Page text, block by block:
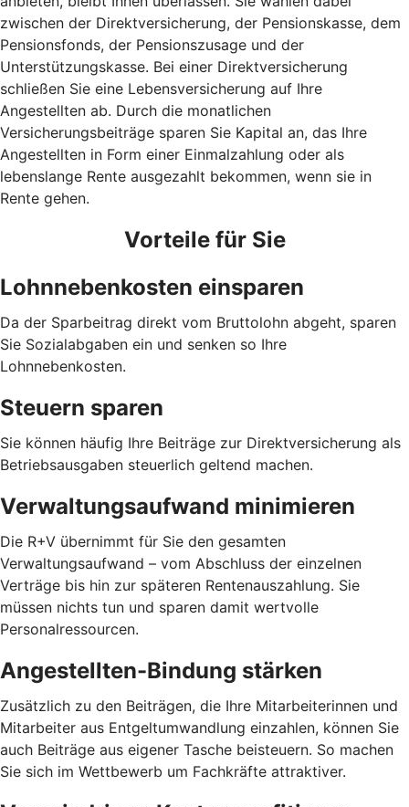
zwischen der Direktversicherung, der Pensionskasse, dem
Pensionsfonds, der Pensionszusage und der
Unterstützungskasse. Bei einer Direktversicherung
schließen Sie eine Lebensversicherung auf Ihre
Angestellten ab. Durch die monatlichen
Versicherungsbeiträge sparen Sie Kapital an, das Ihre
Angestellten in Form einer Einmalzahlung oder als
lebenslange Rente ausgezahlt bekommen, wenn sie in
Rente gehen.
Vorteile für Sie
Lohnnebenkosten einsparen
Da der Sparbeitrag direkt vom Bruttolohn abgeht, sparen
Sie Sozialabgaben ein und senken so Ihre
Lohnnebenkosten.
Steuern sparen
Sie können häufig Ihre Beiträge zur Direktversicherung als
Betriebsausgaben steuerlich geltend machen.
Verwaltungsaufwand minimieren
Die R+V übernimmt für Sie den gesamten
Verwaltungsaufwand – vom Abschluss der einzelnen
Verträge bis hin zur späteren Rentenauszahlung. Sie
müssen nichts tun und sparen damit wertvolle
Personalressourcen.
Angestellten-Bindung stärken
Zusätzlich zu den Beiträgen, die Ihre Mitarbeiterinnen und
Mitarbeiter aus Entgeltumwandlung einzahlen, können Sie
auch Beiträge aus eigener Tasche beisteuern. So machen
Sie sich im Wettbewerb um Fachkräfte attraktiver.